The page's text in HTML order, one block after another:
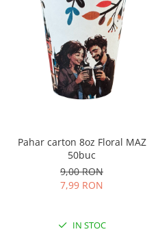
Pahar carton 8oz Floral MAZ
50buc
9,00 RON
7,99 RON
IN STOC